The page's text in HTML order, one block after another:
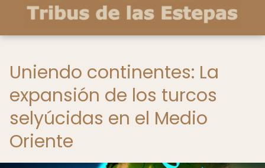
Uniendo continentes: La
expansión de los turcos
selyúcidas en el Medio
Oriente